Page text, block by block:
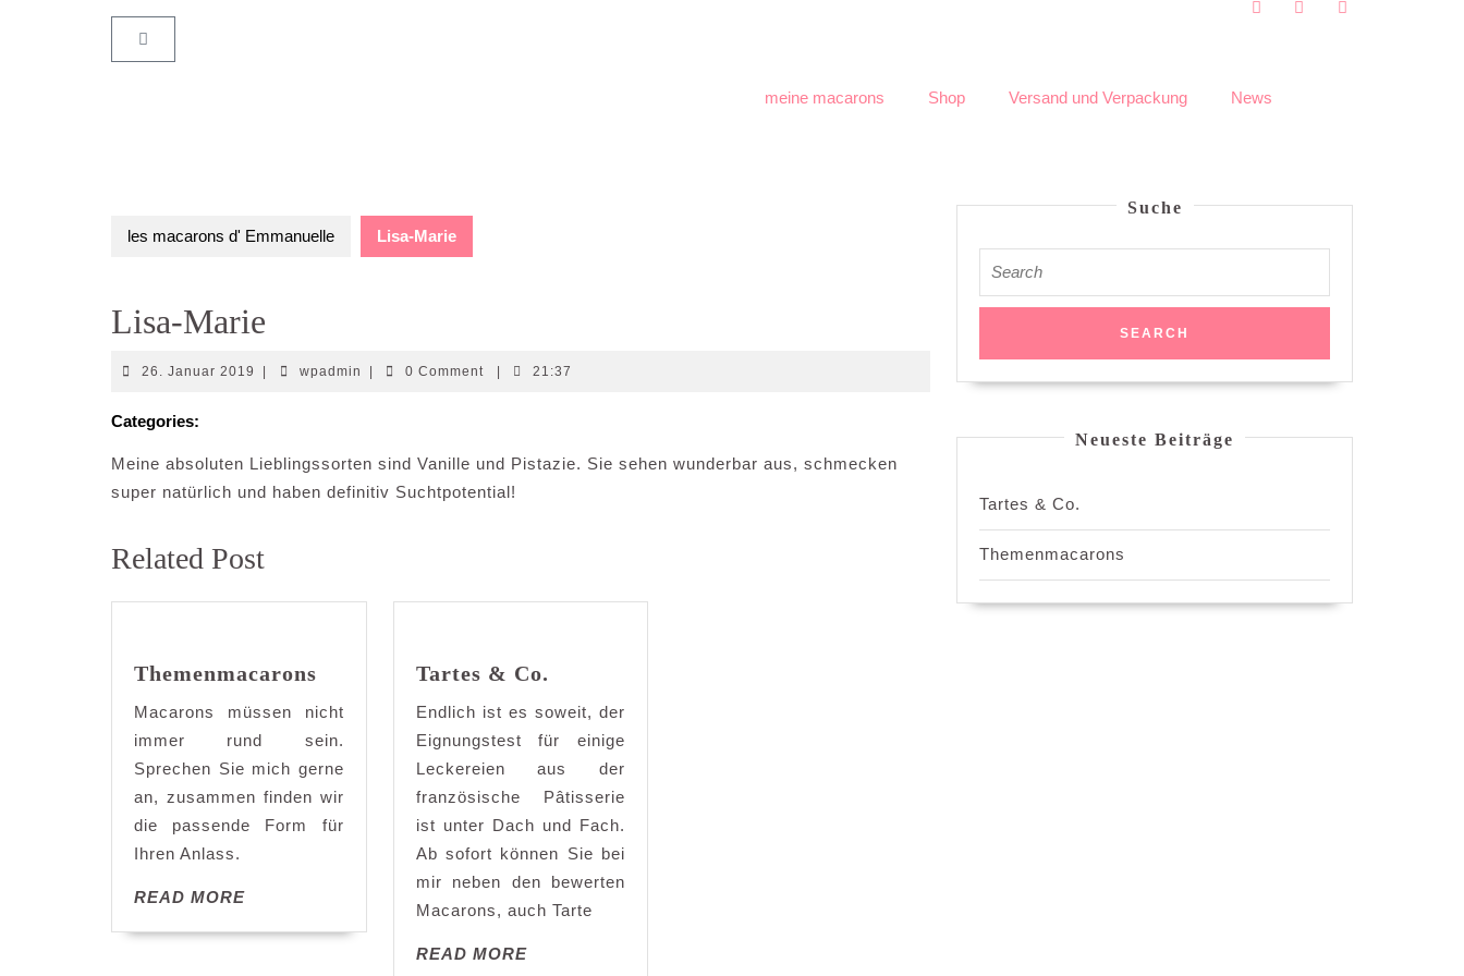
meine macarons Shop Versand und Verpackung News
les macarons d' Emmanuelle Lisa-Marie
Lisa-Marie
26. Januar 2019 wpadmin 0 Comment 21:37
Categories:
Meine absoluten Lieblingssorten sind Vanille und Pistazie. Sie sehen wunderbar aus, schmecken
super natürlich und haben definitiv Suchtpotential!
Related Post
Themenmacarons
Macarons müssen nicht
immer rund sein.
Sprechen Sie mich gerne
an, zusammen finden wir
die passende Form für
Ihren Anlass.
READ MORE
Tartes & Co.
Endlich ist es soweit, der
Eignungstest für einige
Leckereien aus der
französische Pâtisserie
ist unter Dach und Fach.
Ab sofort können Sie bei
mir neben den bewerten
Macarons, auch Tarte
READ MORE
Suche
Neueste Beiträge
Tartes & Co.
Themenmacarons